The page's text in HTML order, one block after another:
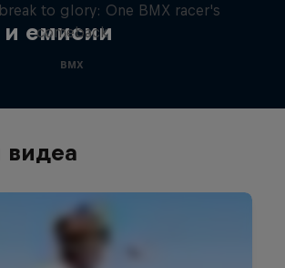
емисии
to glory: One BMX racer's
comeback
BMX
видеа